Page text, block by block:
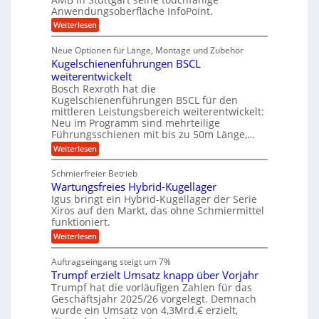
r
a
e
U
m
g
e
b
u
n
g
e
n
n
g
a
n
g
t
e
l
e
n
e
f
ü
r
r
ä
i
s
e
H
u
b
b
e
w
e
g
u
n
g
e
n
i
o
n
f
r
A
u
t
o
m
o
t
i
v
e
n
d
M
a
s
c
h
i
e
n
b
a
u
Anwendungsoberfläche InfoPoint.
Weiterlesen:
D
g
i
t
a
l
e
r
W
e
r
k
z
e
u
g
k
r
e
i
s
a
u
f
Neue Optionen für Länge, Montage und Zubehör
Kugelschienenführungen BSCL
weiterentwickelt
Bosch Rexroth hat die
Kugelschienenführungen BSCL für den
mittleren Leistungsbereich weiterentwickelt:
Neu im Programm sind mehrteilige
Führungsschienen mit bis zu 50m Länge,…
Weiterlesen:
K
g
e
l
s
c
h
i
e
e
n
f
ü
h
Schmierfreier Betrieb
Wartungsfreies Hybrid-Kugellager
Igus bringt ein Hybrid-Kugellager der Serie
Xiros auf den Markt, das ohne Schmiermittel
funktioniert.
Weiterlesen:
W
r
t
u
n
g
s
Auftragseingang steigt um 7%
Trumpf erzielt Umsatz knapp über Vorjahr
Trumpf hat die vorläufigen Zahlen für das
Geschäftsjahr 2025/26 vorgelegt. Demnach
wurde ein Umsatz von 4,3Mrd.€ erzielt,